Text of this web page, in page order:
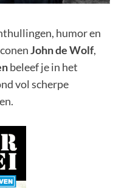
humor en
John de Wolf,
beleef je in het
vol scherpe